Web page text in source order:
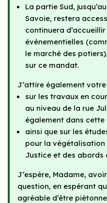
La partie Sud,
Savoie, restera
continuera
événementielles
le marché des
sur ce mandat.
J’attire également
sur les travaux en
au niveau de la rue
également dans cette
ainsi que sur les
pour la végétalisation
Justice et des abords
J’espère, Madame,
question, en espérant
agréable d’être